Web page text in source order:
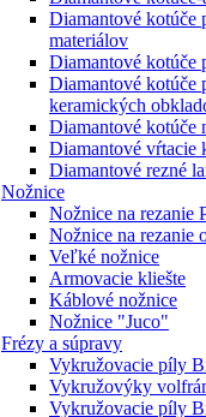
Diamantové kotúče
materiálov
Diamantové kotúče
Diamantové kotúče
keramických
Diamantové kotúče
Diamantové vŕtacie
Diamantové rezné
Nožnice
Nožnice na rezanie
Nožnice na rezanie
Veľké nožnice
Armovacie kliešte
Káblové nožnice
Nožnice "Juco"
Frézy a súpravy
Vykružovacie píly
Vykružovýky
Vykružovacie píly